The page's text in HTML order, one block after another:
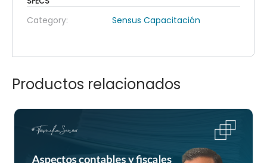
Category: Sensus Capacitación
Productos relacionados